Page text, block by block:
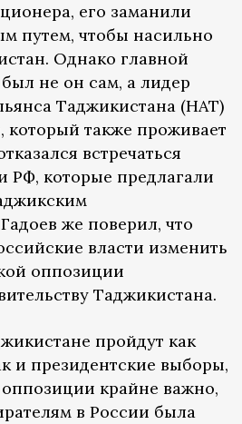
его заманили
путем, чтобы насильно
Однако главной
не он сам, а лидер
Таджикистана (НАТ)
также проживает
встречаться
РФ, которые предлагали
же поверил, что
власти изменить
оппозиции
Таджикистана.
пройдут как
и президентские выборы,
крайне важно,
в России была